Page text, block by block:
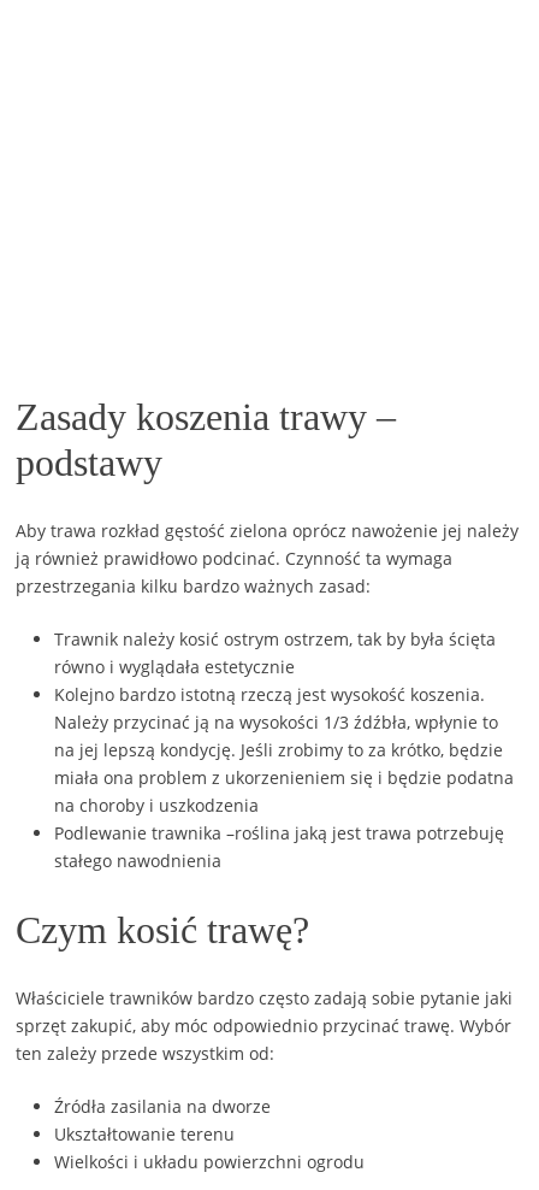
Zasady koszenia trawy –
podstawy
Aby trawa rozkład gęstość zielona oprócz nawożenie jej należy
ją również prawidłowo podcinać. Czynność ta wymaga
przestrzegania kilku bardzo ważnych zasad:
Trawnik należy kosić ostrym ostrzem, tak by była ścięta
równo i wyglądała estetycznie
Kolejno bardzo istotną rzeczą jest wysokość koszenia.
Należy przycinać ją na wysokości 1/3 źdźbła, wpłynie to
na jej lepszą kondycję. Jeśli zrobimy to za krótko, będzie
miała ona problem z ukorzenieniem się i będzie podatna
na choroby i uszkodzenia
Podlewanie trawnika –roślina jaką jest trawa potrzebuję
stałego nawodnienia
Czym kosić trawę?
Właściciele trawników bardzo często zadają sobie pytanie jaki
sprzęt zakupić, aby móc odpowiednio przycinać trawę. Wybór
ten zależy przede wszystkim od:
Źródła zasilania na dworze
Ukształtowanie terenu
Wielkości i układu powierzchni ogrodu